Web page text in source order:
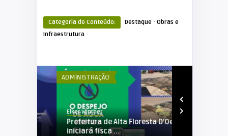
Categoria do Conteúdo: Destaque · Obras e
Infraestrutura
ADMINISTRAÇÃO
Elker Winther
Prefeitura de Alta Floresta D’Oeste
iniciará fisca ...